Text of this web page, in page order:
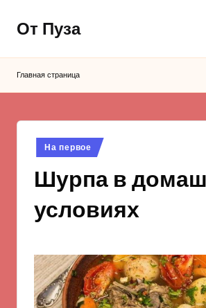
Перейти
содержимому
От Пуза
вкусные
Главная страница
Опубликовано
в
На первое
Шурпа в
условиях